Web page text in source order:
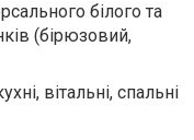
білого та
(бірюзовий,
вітальні, спальні